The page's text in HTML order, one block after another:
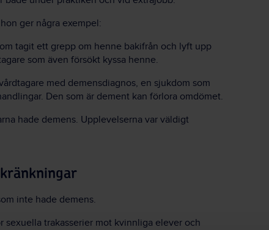
ger några exempel:
tagit ett grepp om henne bakifrån och lyft upp
som även försökt kyssa henne.
med demensdiagnos, en sjukdom som
Den som är dement kan förlora omdömet.
hade demens. Upplevelserna var väldigt
inte hade demens.
sexuella trakasserier mot kvinnliga elever och